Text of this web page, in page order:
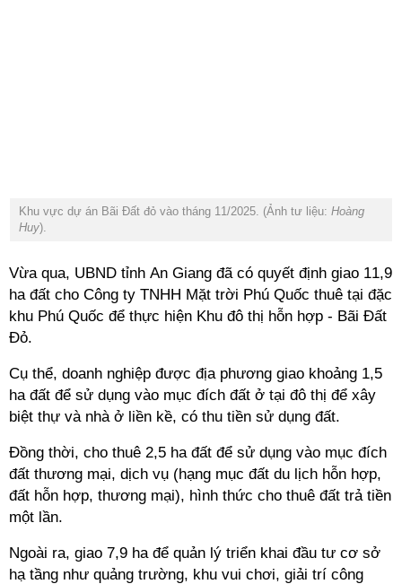
Khu vực dự án Bãi Đất đỏ vào tháng 11/2025. (Ảnh tư liệu: Hoàng
Huy).
Vừa qua, UBND tỉnh An Giang đã có quyết định giao 11,9
ha đất cho Công ty TNHH Mặt trời Phú Quốc thuê tại đặc
khu Phú Quốc để thực hiện Khu đô thị hỗn hợp - Bãi Đất
Đỏ.
Cụ thể, doanh nghiệp được địa phương giao khoảng 1,5
ha đất để sử dụng vào mục đích đất ở tại đô thị để xây
biệt thự và nhà ở liền kề, có thu tiền sử dụng đất.
Đồng thời, cho thuê 2,5 ha đất để sử dụng vào mục đích
đất thương mại, dịch vụ (hạng mục đất du lịch hỗn hợp,
đất hỗn hợp, thương mại), hình thức cho thuê đất trả tiền
một lần.
Ngoài ra, giao 7,9 ha để quản lý triển khai đầu tư cơ sở
hạ tầng như quảng trường, khu vui chơi, giải trí công